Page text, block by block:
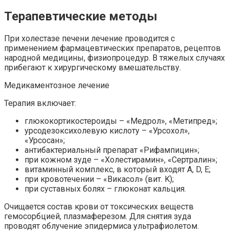
Терапевтические методы
При холестазе печени лечение проводится с
применением фармацевтических препаратов, рецептов
народной медицины, физиопроцедур. В тяжелых случаях
прибегают к хирургическому вмешательству.
Медикаментозное лечение
Терапия включает:
глюкокортикостероиды – «Медрол», «Метипред»;
урсодезоксихолевую кислоту – «Урсохол»,
«Урсосан»;
антибактериальный препарат «Рифампицин»;
при кожном зуде – «Холестирамин», «Сертралин»;
витаминный комплекс, в который входят A, D, E;
при кровотечении – «Викасол» (вит. K);
при суставных болях – глюконат кальция.
Очищается состав крови от токсических веществ
гемосорбцией, плазмаферезом. Для снятия зуда
проводят облучение эпидермиса ультрафиолетом.